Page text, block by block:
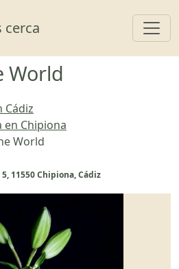
cerca
World
Cádiz
Chipiona
World
11550 Chipiona, Cádiz